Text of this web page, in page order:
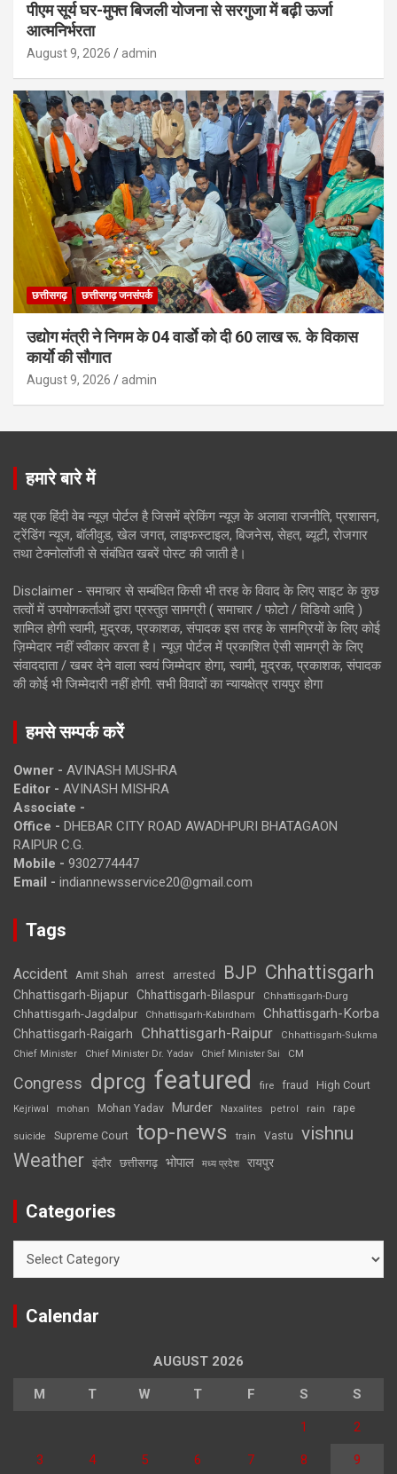
पीएम सूर्य घर-मुफ्त बिजली योजना से सरगुजा में बढ़ी ऊर्जा
आत्मनिर्भरता
August 9, 2026 admin
छत्तीसगढ़ छत्तीसगढ़ जनसंपर्क
उद्योग मंत्री ने निगम के 04 वार्डाे को दी 60 लाख रू. के विकास
कार्याे की सौगात
August 9, 2026 admin
हमारे बारे में
यह एक हिंदी वेब न्यूज़ पोर्टल है जिसमें ब्रेकिंग न्यूज़ के अलावा राजनीति, प्रशासन,
ट्रेंडिंग न्यूज, बॉलीवुड, खेल जगत, लाइफस्टाइल, बिजनेस, सेहत, ब्यूटी, रोजगार
तथा टेक्नोलॉजी से संबंधित खबरें पोस्ट की जाती है।
Disclaimer - समाचार से सम्बंधित किसी भी तरह के विवाद के लिए साइट के कुछ
तत्वों में उपयोगकर्ताओं द्वारा प्रस्तुत सामग्री ( समाचार / फोटो / विडियो आदि )
शामिल होगी स्वामी, मुद्रक, प्रकाशक, संपादक इस तरह के सामग्रियों के लिए कोई
ज़िम्मेदार नहीं स्वीकार करता है। न्यूज़ पोर्टल में प्रकाशित ऐसी सामग्री के लिए
संवाददाता / खबर देने वाला स्वयं जिम्मेदार होगा, स्वामी, मुद्रक, प्रकाशक, संपादक
की कोई भी जिम्मेदारी नहीं होगी. सभी विवादों का न्यायक्षेत्र रायपुर होगा
हमसे सम्पर्क करें
Owner - AVINASH MUSHRA
Editor - AVINASH MISHRA
Associate -
Office - DHEBAR CITY ROAD AWADHPURI BHATAGAON
RAIPUR C.G.
Mobile - 9302774447
Email - indiannewsservice20@gmail.com
Tags
Accident Amit Shah arrest arrested BJP Chhattisgarh
Chhattisgarh-Bijapur Chhattisgarh-Bilaspur Chhattisgarh-Durg
Chhattisgarh-Jagdalpur Chhattisgarh-Kabirdham Chhattisgarh-Korba
Chhattisgarh-Raigarh Chhattisgarh-Raipur
Chhattisgarh-Sukma
Chief Minister
Chief Minister Dr. Yadav Chief Minister Sai CM
Congress dprcg featured fire fraud High Court
Kejriwal mohan Mohan Yadav Murder Naxalites petrol rain rape
suicide Supreme Court top-news train Vastu vishnu
Weather इंदौर छत्तीसगढ़ भोपाल मध्य प्रदेश रायपुर
Categories
Calendar
AUGUST 2026
M T W T F S S
1 2
3 4 5 6 7 8 9